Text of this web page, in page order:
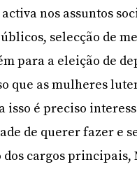
nos assuntos
selecção de
para a eleição de
que as mulheres
isso é preciso
de querer fazer e
dos cargos